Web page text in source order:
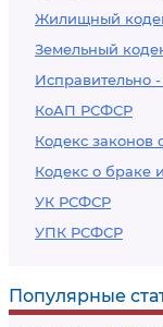
Жилищный
Земельный
Исправительно
КоАП РСФСР
Кодекс законов
Кодекс о браке
УК РСФСР
УПК РСФСР
Популярные